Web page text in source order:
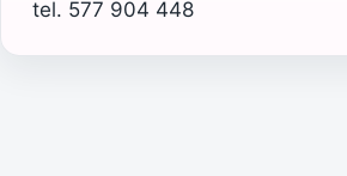
tel. 577 904 448